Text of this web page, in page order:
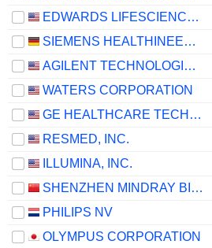
EDWARDS LIFESCIENCES CORPORATION
SIEMENS HEALTHINEERS AG
AGILENT TECHNOLOGIES, INC.
WATERS CORPORATION
GE HEALTHCARE TECHNOLOGIES INC.
RESMED, INC.
ILLUMINA, INC.
SHENZHEN MINDRAY BIO-MEDICAL ELECTRONICS CO., LTD.
PHILIPS NV
OLYMPUS CORPORATION